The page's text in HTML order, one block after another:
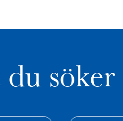
söker